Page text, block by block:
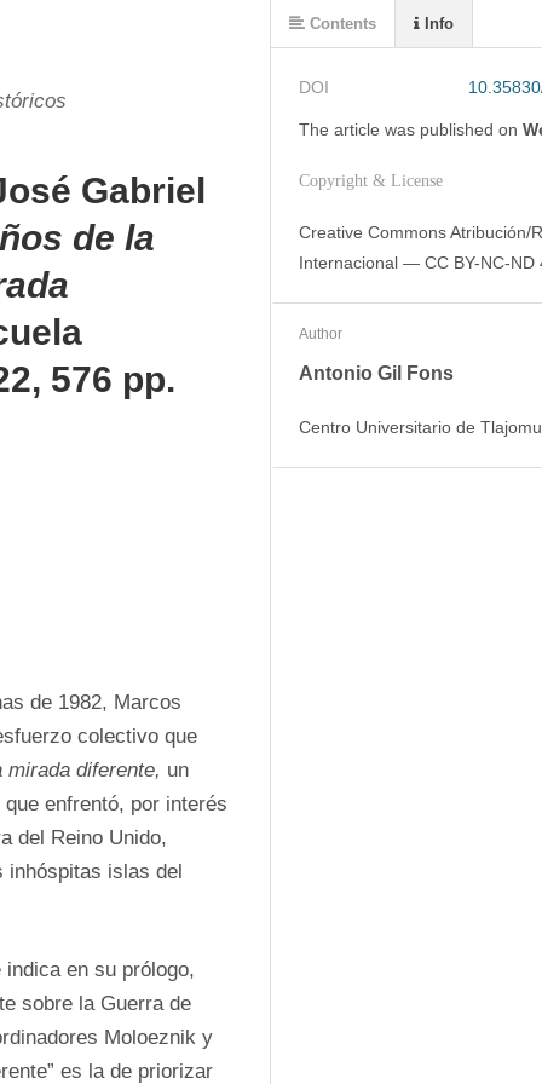
Gabriel
de la
576 pp.
de 1982, Marcos
colectivo que
diferente, un
enfrentó, por interés
del Reino Unido,
inhóspitas islas del
en su prólogo,
sobre la Guerra de
Moloeznik y
es la de priorizar
DOI
The article was published on
Copyright & License
Creative Commons Atribución/
Internacional — CC BY-NC-ND
Author
Antonio Gil Fons
Centro Universitario de
Contents Info